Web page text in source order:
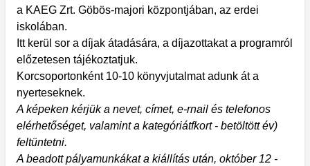
a KAEG Zrt. Göbös-majori központjában, az erdei
iskolában.
Itt kerül sor a díjak átadására, a díjazottakat a programról
előzetesen tájékoztatjuk.
Korcsoportonként 10-10 könyvjutalmat adunk át a
nyerteseknek.
A képeken kérjük a nevet, címet, e-rnail és telefonos
elérhetőséget, valamint a kategóriátfkort - betöltött év)
feltüntetni.
A beadott pályamunkákat a kiállítás után, október 12 -